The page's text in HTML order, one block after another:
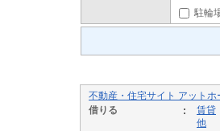
駐輪
不動産・住宅サイト アットホ
借りる
賃貸
他